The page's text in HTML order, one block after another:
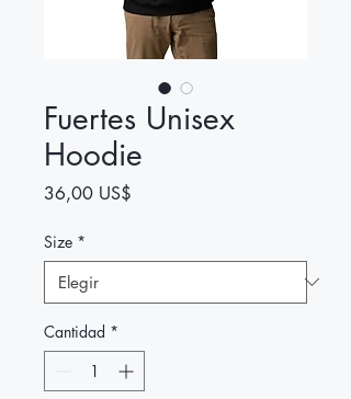
Fuertes Unisex
Hoodie
36,00 US$
Size *
Cantidad *